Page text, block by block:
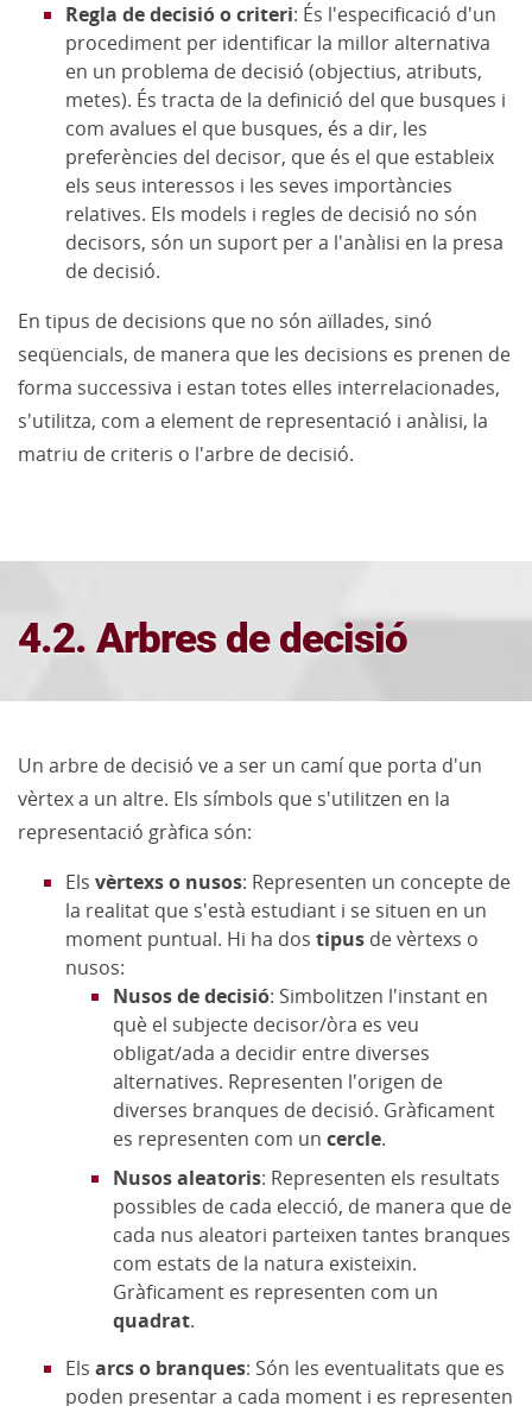
Regla de decisió o criteri: És l'especificació d'un
procediment per identificar la millor alternativa
en un problema de decisió (objectius, atributs,
metes). És tracta de la definició del que busques i
com avalues el que busques, és a dir, les
preferències del decisor, que és el que estableix
els seus interessos i les seves importàncies
relatives. Els models i regles de decisió no són
decisors, són un suport per a l'anàlisi en la presa
de decisió.
En tipus de decisions que no són aïllades, sinó
seqüencials, de manera que les decisions es prenen de
forma successiva i estan totes elles interrelacionades,
s'utilitza, com a element de representació i anàlisi, la
matriu de criteris o l'arbre de decisió.
4.2. Arbres de decisió
Un arbre de decisió ve a ser un camí que porta d'un
vèrtex a un altre. Els símbols que s'utilitzen en la
representació gràfica són:
Els vèrtexs o nusos: Representen un concepte de
la realitat que s'està estudiant i se situen en un
moment puntual. Hi ha dos tipus de vèrtexs o
nusos:
Nusos de decisió: Simbolitzen l'instant en
què el subjecte decisor/òra es veu
obligat/ada a decidir entre diverses
alternatives. Representen l'origen de
diverses branques de decisió. Gràficament
es representen com un cercle.
Nusos aleatoris: Representen els resultats
possibles de cada elecció, de manera que de
cada nus aleatori parteixen tantes branques
com estats de la natura existeixin.
Gràficament es representen com un
quadrat.
Els arcs o branques: Són les eventualitats que es
poden presentar a cada moment i es representen